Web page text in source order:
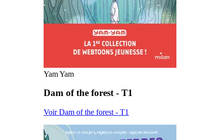
Yam Yam
Dam of the forest - T1
Voir Dam of the forest - T1